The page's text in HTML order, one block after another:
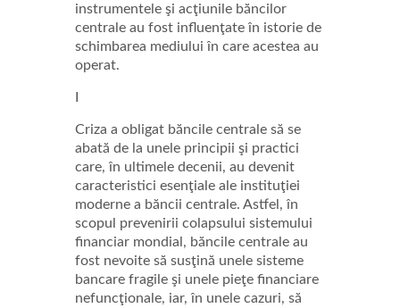
instrumentele şi acţiunile băncilor
centrale au fost influenţate în istorie de
schimbarea mediului în care acestea au
operat.
Criza a obligat băncile centrale să se
abată de la unele principii şi practici
care, în ultimele decenii, au devenit
caracteristici esenţiale ale instituţiei
moderne a băncii centrale. Astfel, în
scopul prevenirii colapsului sistemului
financiar mondial, băncile centrale au
fost nevoite să susţină unele sisteme
bancare fragile şi unele pieţe financiare
nefuncţionale, iar, în unele cazuri, să